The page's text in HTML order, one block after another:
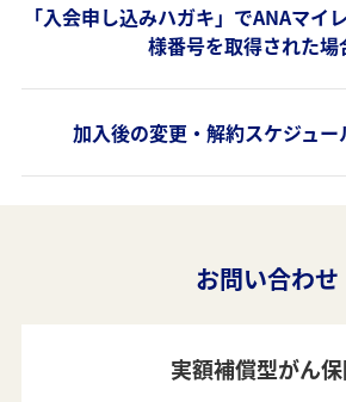
「入会申し込みハガキ」でANAマイ
様番号を取得された場
加入後の変更・解約スケジュー
お問い合わせ
実額補償型がん